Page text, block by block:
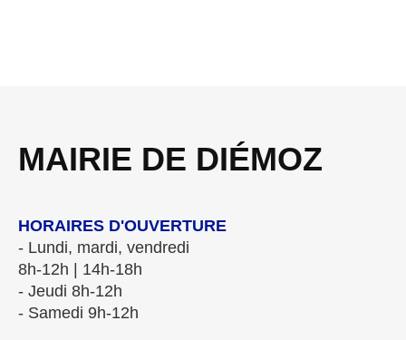
MAIRIE DE DIÉMOZ
HORAIRES D'OUVERTURE
- Lundi, mardi, vendredi
8h-12h | 14h-18h
- Jeudi 8h-12h
- Samedi 9h-12h